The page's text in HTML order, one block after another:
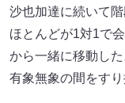
沙也加達に続いて
ほとんどが1対1で
から一緒に移動し
有象無象の間をす